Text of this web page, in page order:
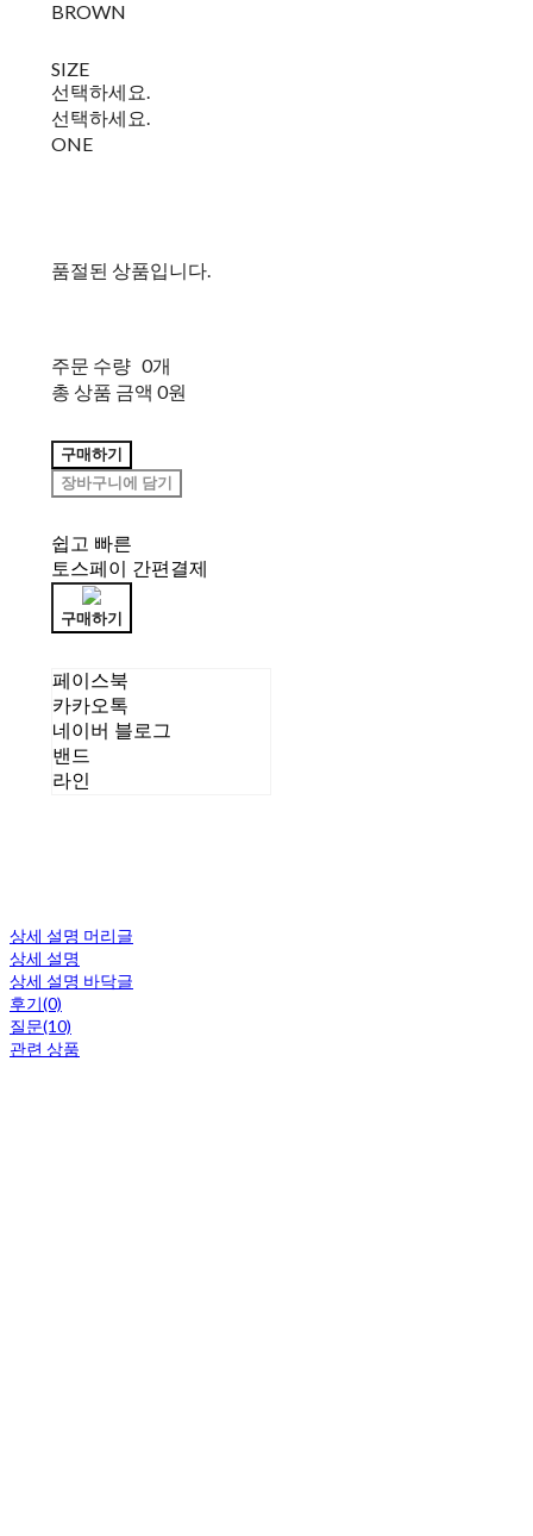
BROWN
SIZE
선택하세요.
선택하세요.
ONE
품절된 상품입니다.
주문 수량 0개
총 상품 금액 0원
구매하기
장바구니에 담기
쉽고 빠른
토스페이 간편결제
구매하기
페이스북
카카오톡
네이버 블로그
밴드
라인
상세 설명 머리글
상세 설명
상세 설명 바닥글
후기(0)
질문(10)
관련 상품